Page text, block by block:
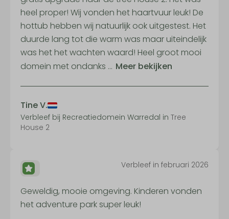
heel proper! Wij vonden het haartvuur leuk! De
hottub hebben wij natuurlijk ook uitgestest. Het
duurde lang tot die warm was maar uiteindelijk
was het het wachten waard! Heel groot mooi
domein met ondanks ... Meer bekijken
Tine V.
Verbleef bij Recreatiedomein Warredal in Tree
House 2
Verbleef in februari 2026
Geweldig, mooie omgeving. Kinderen vonden
het adventure park super leuk!